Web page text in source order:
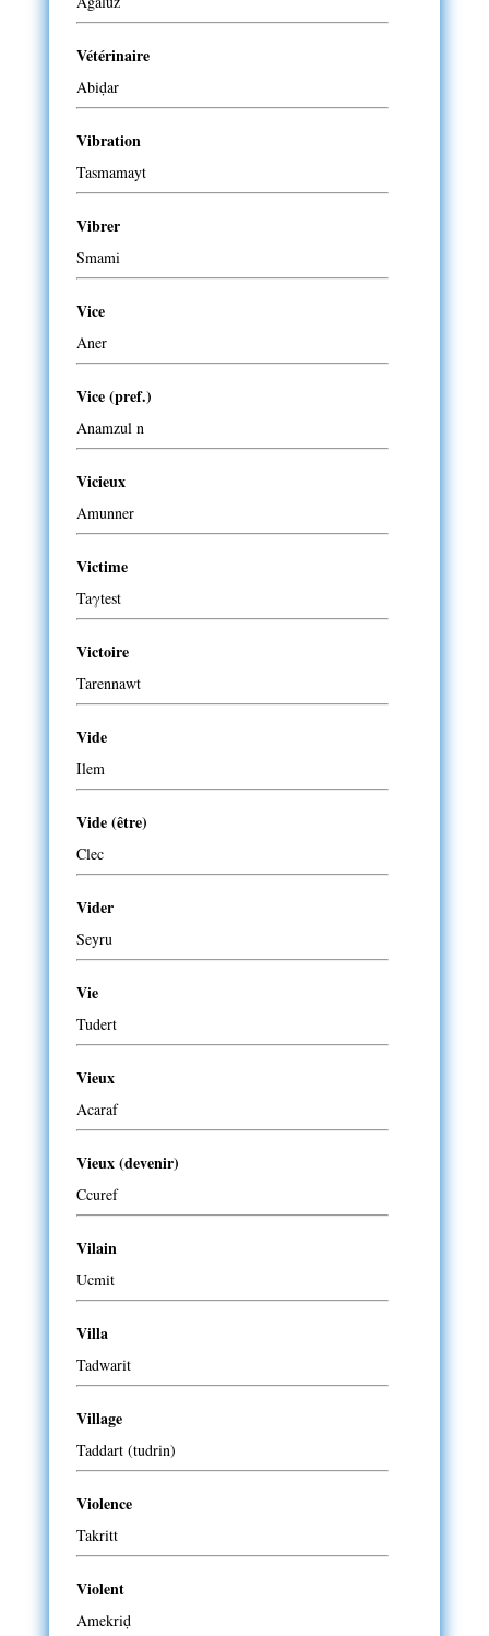
Vétérinaire
Abiḍar
Vibration
Tasmamayt
Vibrer
Smami
Vice
Aner
Vice (pref.)
Anamzul n
Vicieux
Amunner
Victime
Taγtest
Victoire
Tarennawt
Vide
Ilem
Vide (être)
Clec
Vider
Seyru
Vie
Tudert
Vieux
Acaraf
Vieux (devenir)
Ccuref
Vilain
Ucmit
Villa
Tadwarit
Village
Taddart (tudrin)
Violence
Takritt
Violent
Amekriḍ